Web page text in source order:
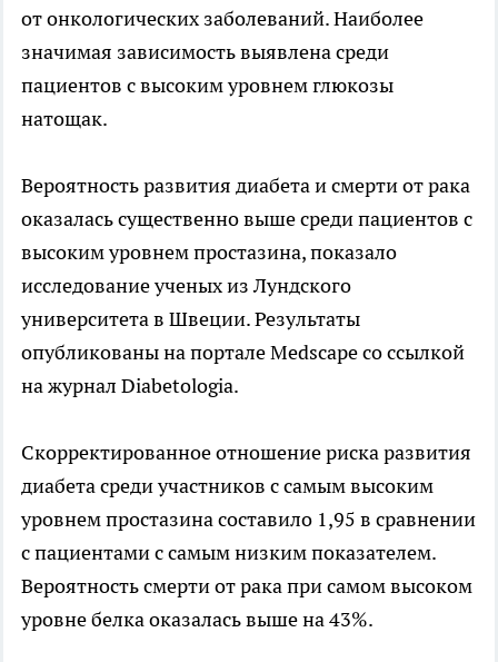
от онкологических заболеваний. Наиболее
значимая зависимость выявленасреди
пациентов с высоким уровнем глюкозы
натощак.
Вероятность развития диабета и смерти от рака
оказалась существенно выше среди пациентов с
высоким уровнем простазина, показало
исследование ученых из Лундского
университета в Швеции. Результаты
опубликованы на портале Medscape со ссылкой
на журнал Diabetologia.
Скорректированное отношение риска развития
диабета среди участников с самым высоким
уровнем простазина составило 1,95 в сравнении
с пациентами с самым низким показателем.
Вероятность смерти от рака при самом высоком
уровне белка оказалась выше на 43%.